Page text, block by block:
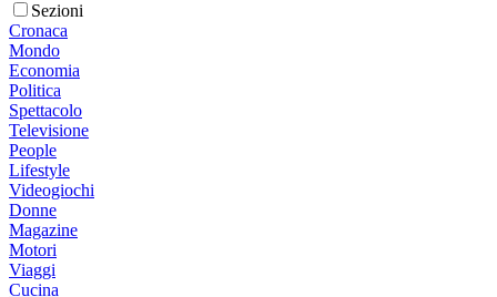
Sezioni
Cronaca
Mondo
Economia
Politica
Spettacolo
Televisione
People
Lifestyle
Videogiochi
Donne
Magazine
Motori
Viaggi
Cucina